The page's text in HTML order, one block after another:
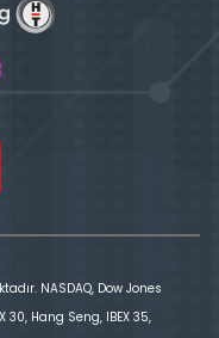
NASDAQ, Dow Jones
30, Hang Seng, IBEX 35,